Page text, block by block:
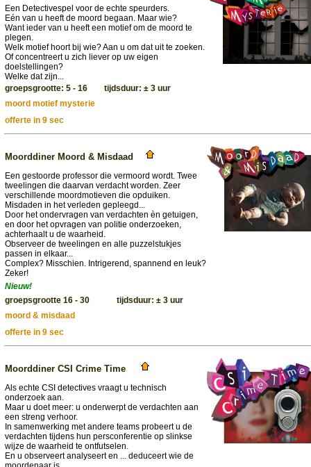
Een Detectivespel voor de echte speurders.
Eén van u heeft de moord begaan. Maar wie?
Want ieder van u heeft een motief om de moord te
plegen.
Welk motief hoort bij wie? Aan u om dat uit te zoeken.
Of concentreert u zich liever op uw eigen
doelstellingen?
Welke dat zijn...
groepsgrootte: 5 - 16 tijdsduur: ± 3 uur
moord motief mysterie
offerte in 9 sec
Moorddiner Moord & Misdaad
Een gestoorde professor die vermoord wordt. Twee
tweelingen die daarvan verdacht worden. Zeer
verschillende moordmotieven die opduiken.
Misdaden in het verleden gepleegd...
Door het ondervragen van verdachten èn getuigen,
en door het opvragen van politie onderzoeken,
achterhaalt u de waarheid.
Observeer de tweelingen en alle puzzelstukjes
passen in elkaar...
Complex? Misschien. Intrigerend, spannend en leuk?
Zeker!
Nieuw!
groepsgrootte 16 - 30 tijdsduur: ± 3 uur
moord & misdaad
offerte in 9 sec
Moorddiner CSI Crime Time
Als echte CSI detectives vraagt u technisch
onderzoek aan.
Maar u doet meer: u onderwerpt de verdachten aan
een streng verhoor.
In samenwerking met andere teams probeert u de
verdachten tijdens hun persconferentie op slinkse
wijze de waarheid te ontfutselen.
En u observeert analyseert en ... deduceert wie de